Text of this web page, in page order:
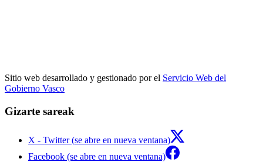
Sitio web desarrollado y gestionado por el Servicio Web del
Gobierno Vasco
Gizarte sareak
X - Twitter (se abre en nueva ventana)
Facebook (se abre en nueva ventana)